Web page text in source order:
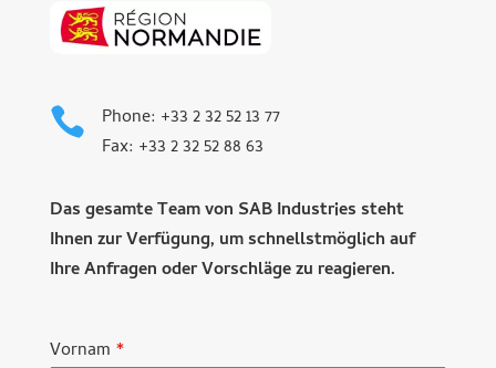

Phone: +33 2 32 52 13 77
Fax: +33 2 32 52 88 63
Das gesamte Team von SAB Industries steht
Ihnen zur Verfügung, um schnellstmöglich auf
Ihre Anfragen oder Vorschläge zu reagieren.
Vornam *